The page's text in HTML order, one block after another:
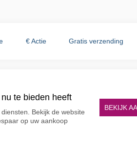
€ Actie Gratis verzending
te bieden heeft
Bekijk de website
op uw aankoop
BEKIJK